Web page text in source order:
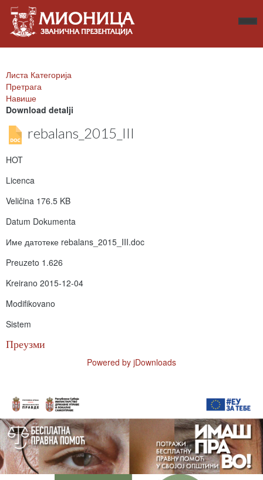
Листа Категорија
Претрага
Навише
Download detalji
rebalans_2015_III
HOT
Licenca
Veličina 176.5 KB
Datum Dokumenta
Име датотеке rebalans_2015_III.doc
Preuzeto 1.626
Kreirano 2015-12-04
Modifikovano
Sistem
Преузми
Powered by jDownloads